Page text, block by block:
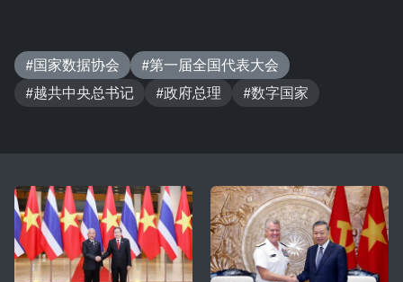
#国家数据协会
#第一届全国代表大会
#越共中央总书记
#政府总理 #数字国家